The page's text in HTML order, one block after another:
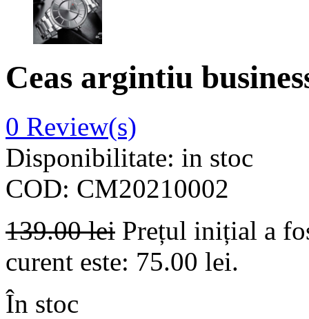
Ceas argintiu
0 Review(s)
Disponibilitate: in stoc
COD: CM20210002
139.00lei Prețul inițial a
curent este: 75.00 lei.
În stoc